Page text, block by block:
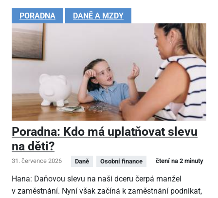
PORADNA DANĚ A MZDY
Poradna: Kdo má uplatňovat slevu
na děti?
31. července 2026 Daně Osobní finance čtení na 2 minuty
Hana: Daňovou slevu na naši dceru čerpá manžel
v zaměstnání. Nyní však začíná k zaměstnání podnikat,